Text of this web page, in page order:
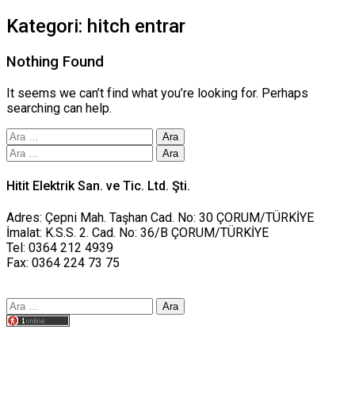
Kategori: hitch entrar
Nothing Found
It seems we can’t find what you’re looking for. Perhaps
searching can help.
Arama:
Arama:
Hitit Elektrik San. ve Tic. Ltd. Şti.
Adres: Çepni Mah. Taşhan Cad. No: 30 ÇORUM/TÜRKİYE
İmalat: K.S.S. 2. Cad. No: 36/B ÇORUM/TÜRKİYE
Tel: 0364 212 4939
Fax: 0364 224 73 75
Arama: